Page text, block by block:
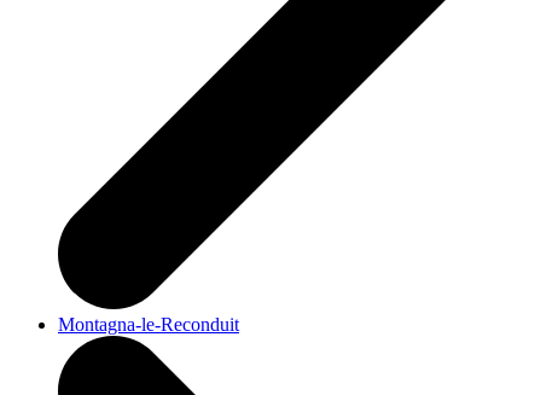
Montagna-le-Reconduit